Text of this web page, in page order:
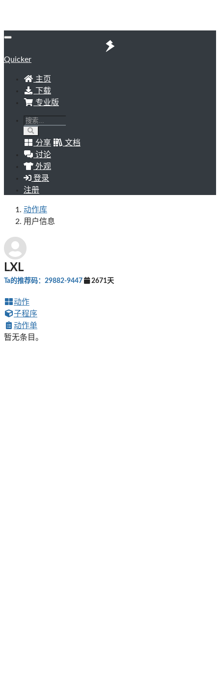
Quicker
主页
下载
专业版
分享
文档
讨论
外观
登录
注册
动作库
用户信息
LXL
Ta的推荐码：29882-9447 2671天
动作
子程序
动作单
暂无条目。